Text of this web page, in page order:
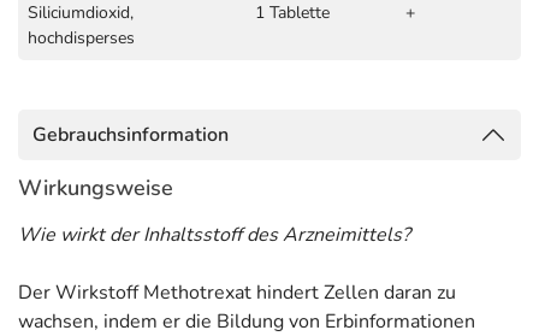
Siliciumdioxid,
hochdisperses
1 Tablette +
Gebrauchsinformation
Wirkungsweise
Wie wirkt der Inhaltsstoff des Arzneimittels?
Der Wirkstoff Methotrexat hindert Zellen daran zu
wachsen, indem er die Bildung von Erbinformationen